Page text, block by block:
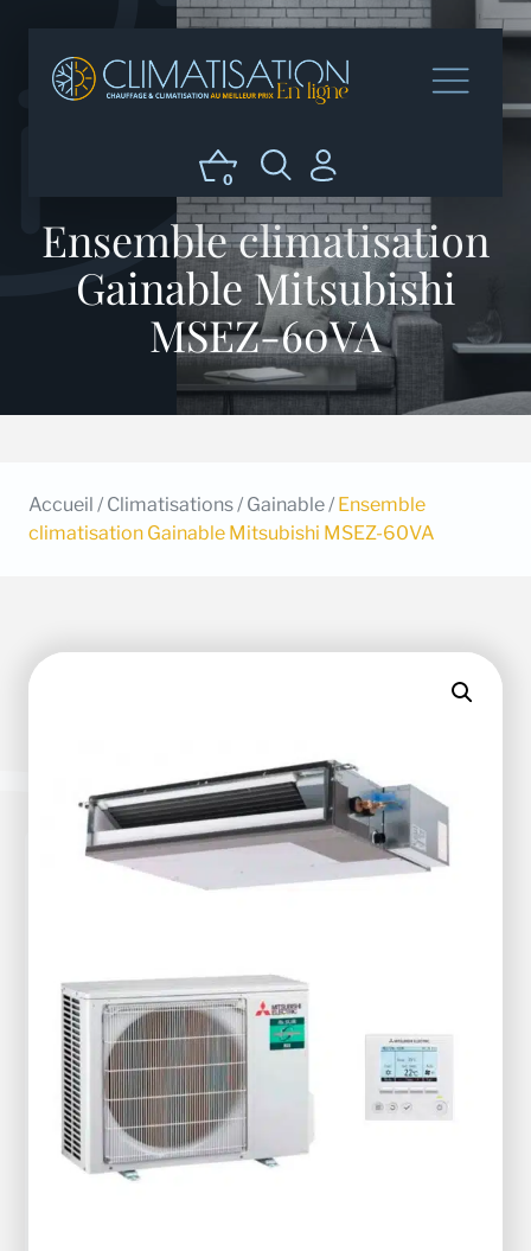
0
Ensemble climatisation
Gainable Mitsubishi
MSEZ-60VA
Accueil / Climatisations/ Gainable/ Ensemble
climatisation Gainable Mitsubishi MSEZ-60VA